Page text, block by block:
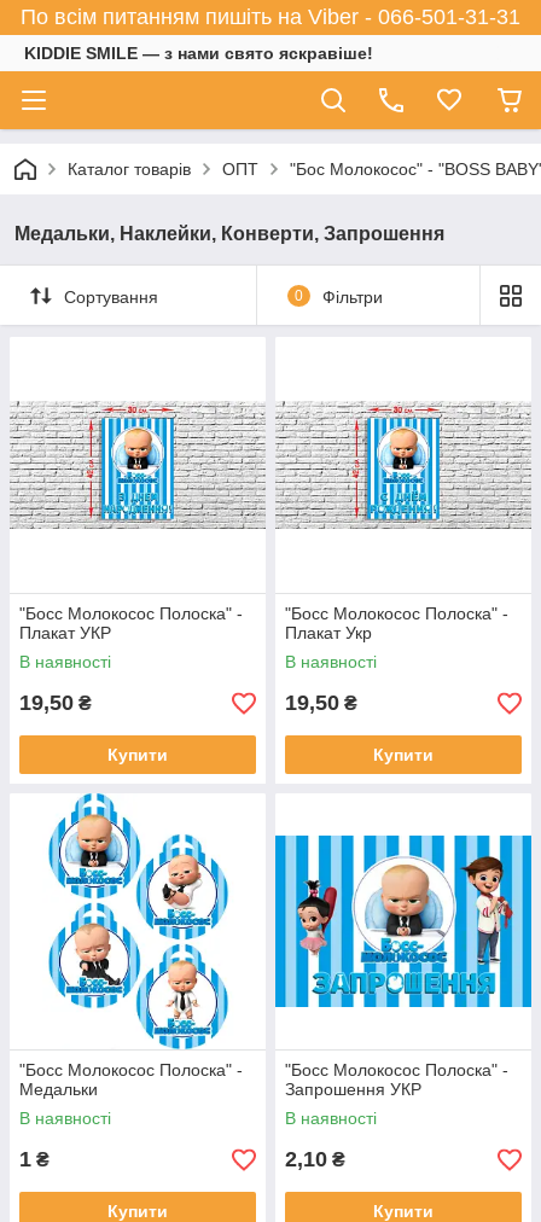
По всім питанням пишіть на Viber - 066-501-31-31
KIDDIE SMILE — з нами свято яскравіше!
Каталог товарів ОПТ "Бос Молокосос" - "BOSS
Медальки, Наклейки, Конверти, Запрошення
Сортування 0 Фільтри
"Босс Молокосос Полоска" -
Плакат УКР
В наявності
19,50 ₴
Купити
"Босс Молокосос Полоска" -
Плакат Укр
В наявності
19,50 ₴
Купити
"Босс Молокосос Полоска" -
Медальки
В наявності
1 ₴
Купити
"Босс Молокосос Полоска" -
Запрошення УКР
В наявності
2,10 ₴
Купити